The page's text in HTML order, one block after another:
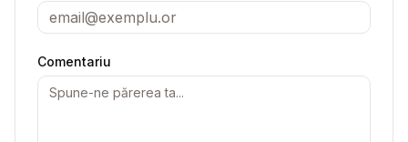
Comentariu